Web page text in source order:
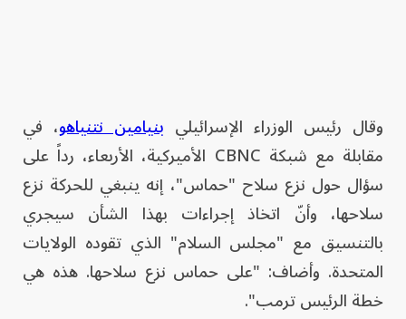
وقال رئيس الوزراء الإسرائيلي بنيامين نتنياهو، في
مقابلة مع شبكة CBNC الأميركية، الأربعاء، رداً على
سؤال حول نزع سلاح "حماس"، إنه ينبغي للحركة نزع
سلاحها، وأنّ اتخاذ إجراءات بهذا الشأن سيجري
بالتنسيق مع "مجلس السلام" الذي تقوده الولايات
المتحدة. وأضاف: "على حماس نزع سلاحها. هذه هي
خطة الرئيس ترمب".